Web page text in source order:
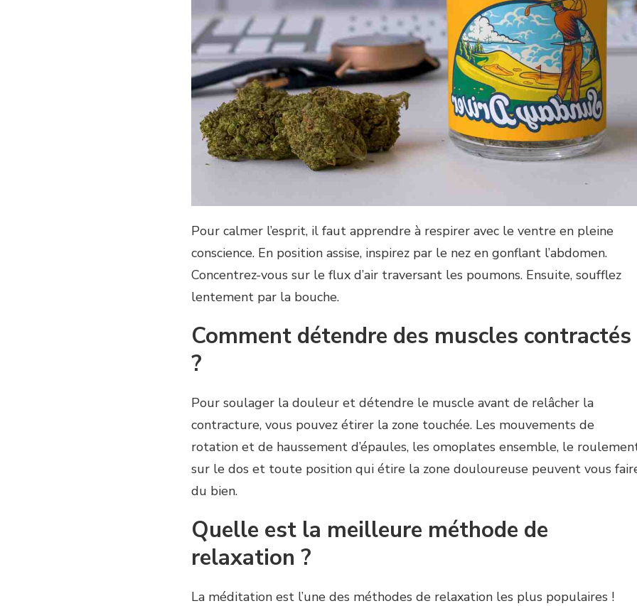
Pour calmer l’esprit, il faut apprendre à respirer avec le ventre en pleine
conscience. En position assise, inspirez par le nez en gonflant l’abdomen.
Concentrez-vous sur le flux d’air traversant les poumons. Ensuite, soufflez
lentement par la bouche.
Comment détendre des muscles contractés
?
Pour soulager la douleur et détendre le muscle avant de relâcher la
contracture, vous pouvez étirer la zone touchée. Les mouvements de
rotation et de haussement d’épaules, les omoplates ensemble, le
sur le dos et toute position qui étire la zone douloureuse peuvent vous
du bien.
Quelle est la meilleure méthode de
relaxation ?
La méditation est l’une des méthodes de relaxation les plus populaires !